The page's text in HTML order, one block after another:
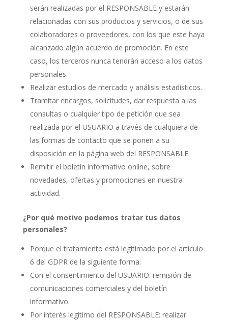
serán realizadas por el RESPONSABLE y estarán
relacionadas con sus productos y servicios, o de sus
colaboradores o proveedores, con los que este haya
alcanzado algún acuerdo de promoción. En este
caso, los terceros nunca tendrán acceso a los datos
personales.
Realizar estudios de mercado y análisis estadísticos.
Tramitar encargos, solicitudes, dar respuesta a las
consultas o cualquier tipo de petición que sea
realizada por el USUARIO a través de cualquiera de
las formas de contacto que se ponen a su
disposición en la página web del RESPONSABLE.
Remitir el boletín informativo online, sobre
novedades, ofertas y promociones en nuestra
actividad.
¿Por qué motivo podemos tratar tus datos
personales?
Porque el tratamiento está legitimado por el artículo
6 del GDPR de la siguiente forma:
Con el consentimiento del USUARIO: remisión de
comunicaciones comerciales y del boletín
informativo.
Por interés legítimo del RESPONSABLE: realizar